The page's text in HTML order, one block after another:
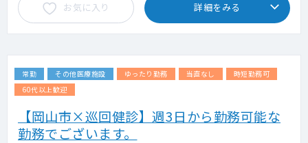
お気に入り 詳細をみる
常勤 その他医療施設 ゆったり勤務 当直なし
時短勤務可
60代以上歓迎
【岡山市×巡回健診】週3日から勤務可能な
勤務でございます。